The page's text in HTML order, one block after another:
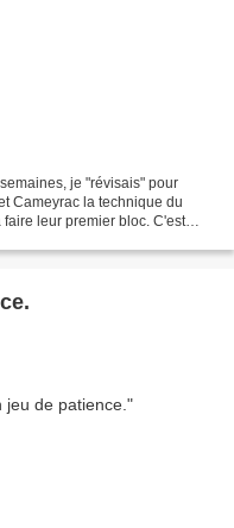
je "révisais" pour
Cameyrac la technique du
leur premier bloc. C'est